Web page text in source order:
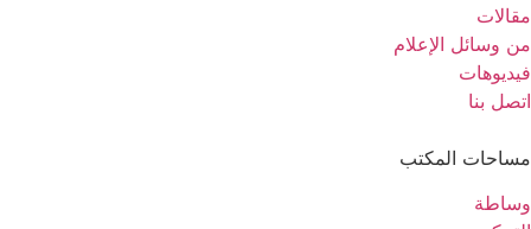
مقالات
من وسائل الإعلام
فيديوهات
اتصل بنا
مساحات المكتب
وساطة